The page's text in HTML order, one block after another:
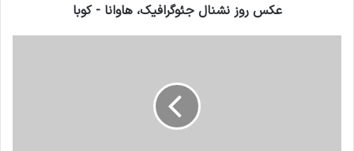
عکس روز نشنال جئوگرافیک، هاوانا - کوبا